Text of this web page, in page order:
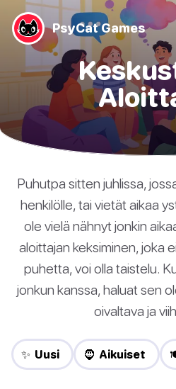
PsyCat Games
Puhutpa sitten juhlissa,
henkilölle, tai vietät aikaa
ole vielä nähnyt jonkin
aloittajan keksiminen, joka
puhetta, voi olla taistelu.
jonkun kanssa, haluat sen
oivaltava ja
✨ Uusi 🧔 Aikuiset